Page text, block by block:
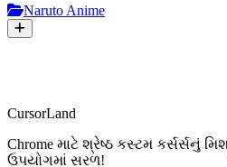
Naruto Anime
CursorLand
Chrome માટે શ્રેષ્ઠ કસ્ટમ કર્સર્સનું
ઉપયોગમાં સરળ!